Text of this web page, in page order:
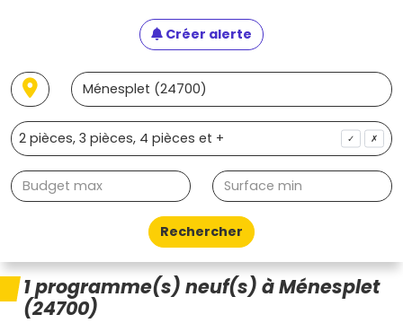
Créer alerte
✓ ✗
Rechercher
1 programme(s) neuf(s) à Ménesplet
(24700)